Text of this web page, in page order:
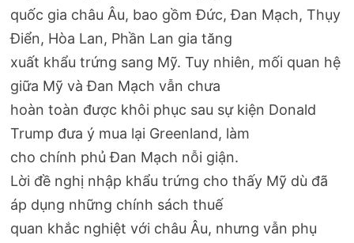
quốc gia châu Âu, bao gồm Đức, Đan Mạch, Thụy
Điển, Hòa Lan, Phần Lan gia tăng
xuất khẩu trứng sang Mỹ. Tuy nhiên, mối quan hệ
giữa Mỹ và Đan Mạch vẫn chưa
hoàn toàn được khôi phục sau sự kiện Donald
Trump đưa ý mua lại Greenland, làm
cho chính phủ Đan Mạch nỗi giận.
Lời đề nghị nhập khẩu trứng cho thấy Mỹ dù đã
áp dụng những chính sách thuế
quan khắc nghiệt với châu Âu, nhưng vẫn phụ